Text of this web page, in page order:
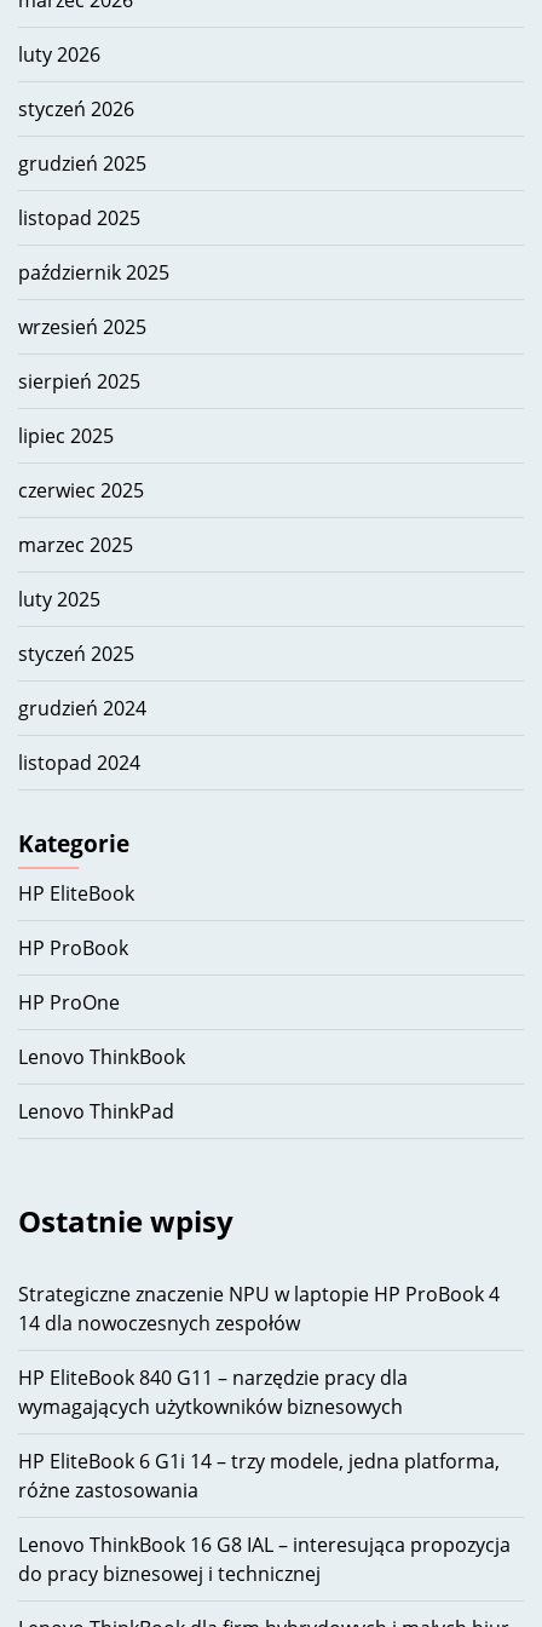
luty 2026
styczeń 2026
grudzień 2025
listopad 2025
październik 2025
wrzesień 2025
sierpień 2025
lipiec 2025
czerwiec 2025
marzec 2025
luty 2025
styczeń 2025
grudzień 2024
listopad 2024
Kategorie
HP EliteBook
HP ProBook
HP ProOne
Lenovo ThinkBook
Lenovo ThinkPad
Ostatnie wpisy
Strategiczne znaczenie NPU w laptopie HP ProBook 4
14 dla nowoczesnych zespołów
HP EliteBook 840 G11 – narzędzie pracy dla
wymagających użytkowników biznesowych
HP EliteBook 6 G1i 14 – trzy modele, jedna platforma,
różne zastosowania
Lenovo ThinkBook 16 G8 IAL – interesująca propozycja
do pracy biznesowej i technicznej